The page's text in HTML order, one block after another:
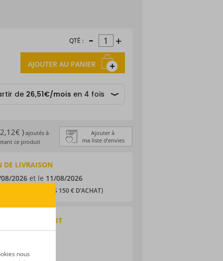
QTÉ : - +
AJOUTER AU PANIER
Ajouter à
ma liste d’envies
)ajoutés à
ce produit
DE LIVRAISON
2026et le 11/08/2026
OFFERTS DÈS 150 € D’ACHAT)
DU PRODUIT
nous